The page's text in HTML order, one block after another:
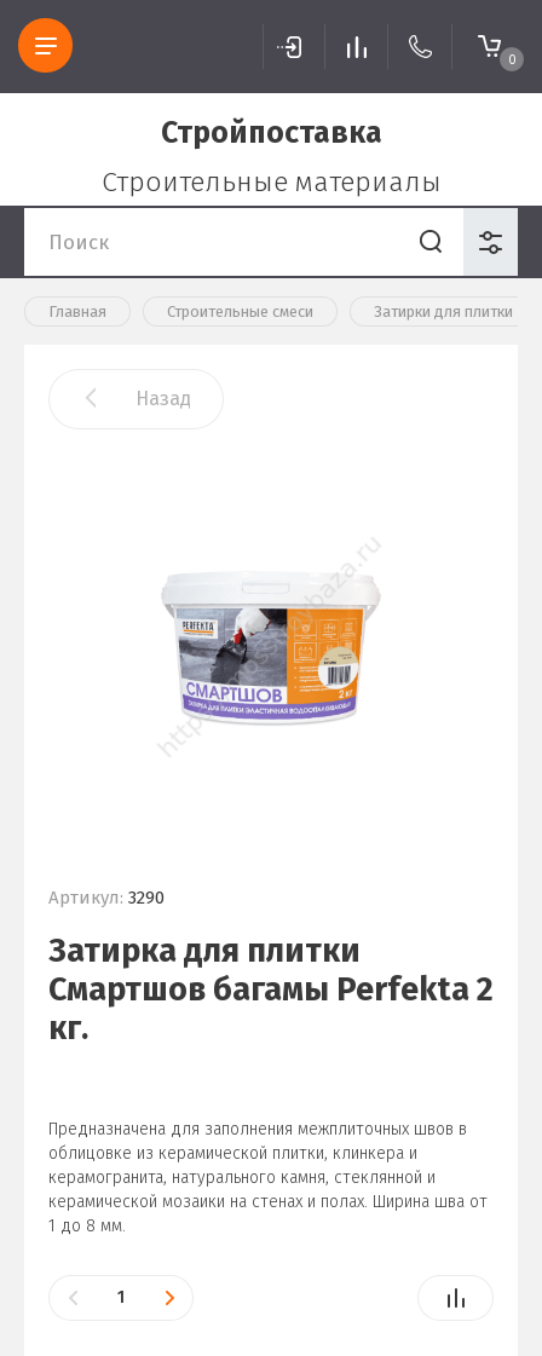
Стройпоставка
Строительные материалы
0
Главная Строительные смеси Затирки для плитки
Назад
Артикул: 3290
Затирка для плитки
Смартшов багамы Perfekta 2
кг.
Предназначена для заполнения межплиточных швов в
облицовке из керамической плитки, клинкера и
керамогранита, натурального камня, стеклянной и
керамической мозаики на стенах и полах. Ширина шва от
1 до 8 мм.